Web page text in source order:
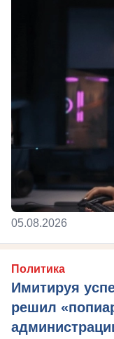
05.08.2026
Политика
Имитируя
решил